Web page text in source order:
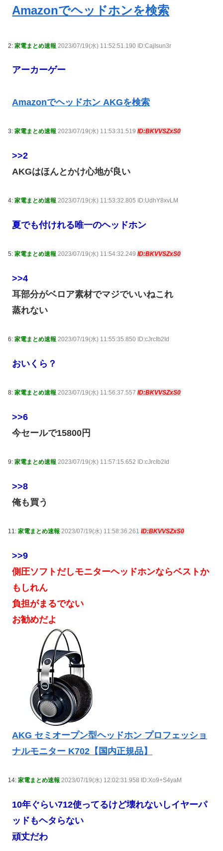
Amazonでヘッドホンを検索
2: 家電まとめ速報 2023/07/19(水) 11:52:51.190 ID:CajIsun3r
アーカーゲー
Amazonでヘッドホン AKGを検索
3: 家電まとめ速報 2023/07/19(水) 11:53:31.519 ID:BKVVSZxS0
>>2
AKGはほんとかけ心地が良い
4: 家電まとめ速報 2023/07/19(水) 11:53:32.805 ID:UdhY8xvLM
夏でも付けれる唯一のヘッドホン
5: 家電まとめ速報 2023/07/19(水) 11:54:32.249 ID:BKVVSZxS0
>>4
耳部分がベロア素材でマジでいいねこれ
蒸れない
6: 家電まとめ速報 2023/07/19(水) 11:55:35.850 ID:cJrcIb2Id
おいくら？
8: 家電まとめ速報 2023/07/19(水) 11:56:37.557 ID:BKVVSZxS0
>>6
今セールで15800円
9: 家電まとめ速報 2023/07/19(水) 11:57:15.652 ID:cJrcIb2Id
>>8
俺も買う
11: 家電まとめ速報 2023/07/19(水) 11:58:36.261 ID:BKVVSZxS0
>>9
側圧ソフトだしモニターヘッドホンならベストか
もしれん
負担がまるでない
お勧めだよ
AKG セミオープン型ヘッドホン プロフェッショ
ナルモニター K702【国内正規品】
14: 家電まとめ速報 2023/07/19(水) 12:02:31.958 ID:Xo9+S4yaM
10年ぐらい712使ってるけど壊れないしイヤーパ
ッドもヘタらない
頑丈だわ